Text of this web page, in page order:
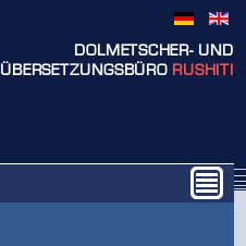
DOLMETSCHER- UND
ÜBERSETZUNGSBÜRO RUSHITI